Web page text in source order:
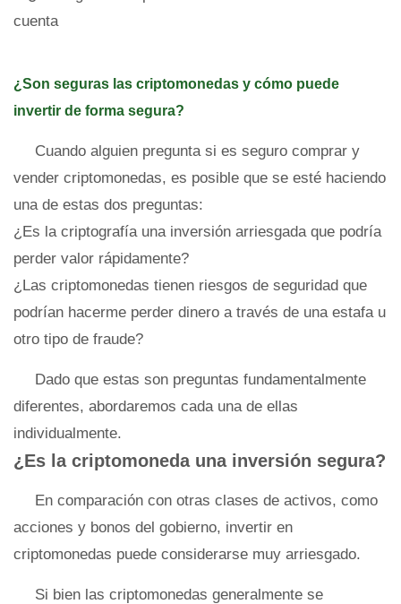
¿Son seguras las criptomonedas y cómo puede
invertir de forma segura?
Cuando alguien pregunta si es seguro comprar y
vender criptomonedas, es posible que se esté haciendo
una de estas dos preguntas:
¿Es la criptografía una inversión arriesgada que podría
perder valor rápidamente?
¿Las criptomonedas tienen riesgos de seguridad que
podrían hacerme perder dinero a través de una estafa u
otro tipo de fraude?
Dado que estas son preguntas fundamentalmente
diferentes, abordaremos cada una de ellas
individualmente.
¿Es la criptomoneda una inversión segura?
En comparación con otras clases de activos, como
acciones y bonos del gobierno, invertir en
criptomonedas puede considerarse muy arriesgado.
Si bien las criptomonedas generalmente se